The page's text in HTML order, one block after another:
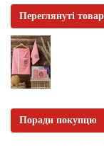
Переглянуті
Поради покупцю